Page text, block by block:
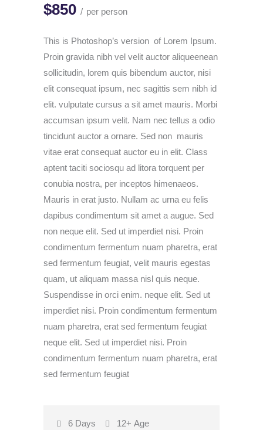
$850 per person
This is Photoshop’s version of Lorem Ipsum.
Proin gravida nibh vel velit auctor aliqueenean
sollicitudin, lorem quis bibendum auctor, nisi
elit consequat ipsum, nec sagittis sem nibh id
elit. vulputate cursus a sit amet mauris. Morbi
accumsan ipsum velit. Nam nec tellus a odio
tincidunt auctor a ornare. Sed non mauris
vitae erat consequat auctor eu in elit. Class
aptent taciti sociosqu ad litora torquent per
conubia nostra, per inceptos himenaeos.
Mauris in erat justo. Nullam ac urna eu felis
dapibus condimentum sit amet a augue. Sed
non neque elit. Sed ut imperdiet nisi. Proin
condimentum fermentum nuam pharetra, erat
sed fermentum feugiat, velit mauris egestas
quam, ut aliquam massa nisl quis neque.
Suspendisse in orci enim. neque elit. Sed ut
imperdiet nisi. Proin condimentum fermentum
nuam pharetra, erat sed fermentum feugiat
neque elit. Sed ut imperdiet nisi. Proin
condimentum fermentum nuam pharetra, erat
sed fermentum feugiat
6 Days 12+ Age